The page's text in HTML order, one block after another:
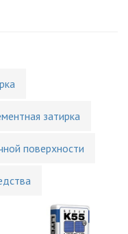
затирка
поверхности